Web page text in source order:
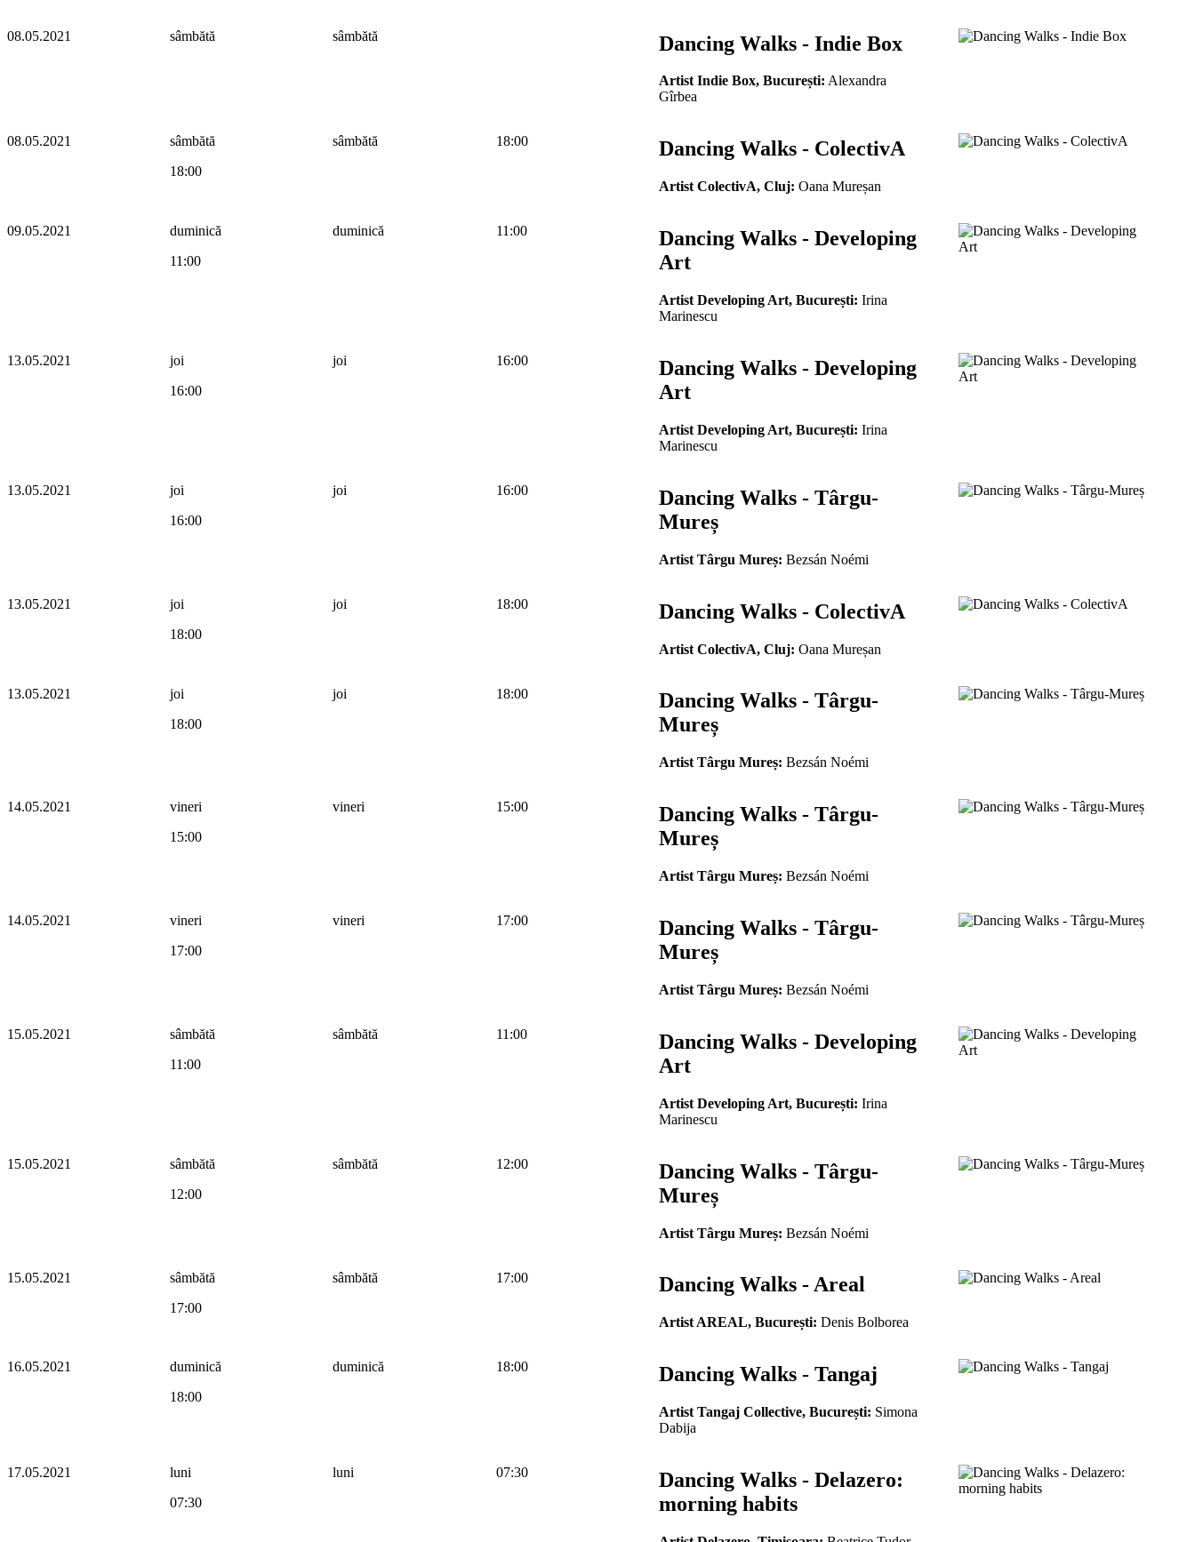
08.05.2021 sâmbătă sâmbătă Dancing Walks - Indie Box
Artist Indie Box, București: Alexandra
Gîrbea
08.05.2021
sâmbătă
18:00
sâmbătă 18:00 Dancing Walks - ColectivA
Artist ColectivA, Cluj: Oana Mureșan
09.05.2021
duminică
11:00
duminică 11:00
Dancing Walks - Developing
Art
Artist Developing Art, București: Irina
Marinescu
13.05.2021
joi
16:00
joi 16:00
Dancing Walks - Developing
Art
Artist Developing Art, București: Irina
Marinescu
13.05.2021
joi
16:00
joi 16:00
Dancing Walks - Târgu-
Mureș
Artist Târgu Mureș: Bezsán Noémi
13.05.2021
joi
18:00
joi 18:00 Dancing Walks - ColectivA
Artist ColectivA, Cluj: Oana Mureșan
13.05.2021
joi
18:00
joi 18:00
Dancing Walks - Târgu-
Mureș
Artist Târgu Mureș: Bezsán Noémi
14.05.2021
vineri
15:00
vineri 15:00
Dancing Walks - Târgu-
Mureș
Artist Târgu Mureș: Bezsán Noémi
14.05.2021
vineri
17:00
vineri 17:00
Dancing Walks - Târgu-
Mureș
Artist Târgu Mureș: Bezsán Noémi
15.05.2021
sâmbătă
11:00
sâmbătă 11:00
Dancing Walks - Developing
Art
Artist Developing Art, București: Irina
Marinescu
15.05.2021
sâmbătă
12:00
sâmbătă 12:00
Dancing Walks - Târgu-
Mureș
Artist Târgu Mureș: Bezsán Noémi
15.05.2021
sâmbătă
17:00
sâmbătă 17:00 Dancing Walks - Areal
Artist AREAL, București: Denis Bolborea
16.05.2021
duminică
18:00
duminică 18:00 Dancing Walks - Tangaj
Artist Tangaj Collective, București: Simona
Dabija
17.05.2021
luni
07:30
luni 07:30
Dancing Walks - Delazero:
morning habits